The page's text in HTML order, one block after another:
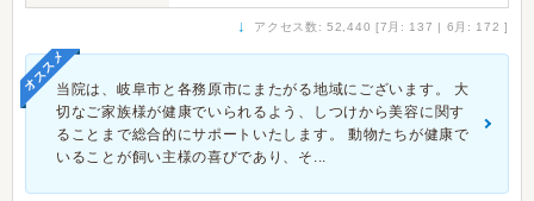
↓ アクセス数: 52,440 [7月: 137 | 6月: 172 ]
オススメ当院は、岐阜市と各務原市にまたがる地域にございます。 大
切なご家族様が健康でいられるよう、しつけから美容に関す
ることまで総合的にサポートいたします。 動物たちが健康で
いることが飼い主様の喜びであり、そ...